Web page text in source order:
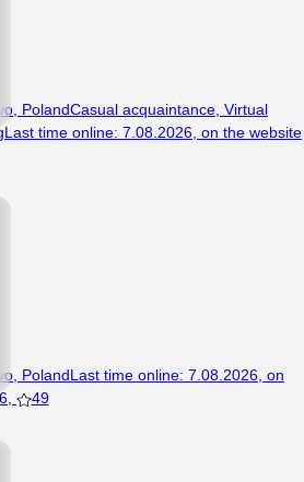
PolandCasual acquaintance Virtual
Last time online: 7.08.2026 on the website
PolandLast time online: 7.08.2026, on
, 49